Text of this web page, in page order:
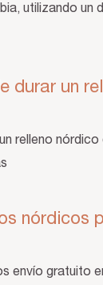
utilizando
durar un
relleno
nórdicos
envío gratuito